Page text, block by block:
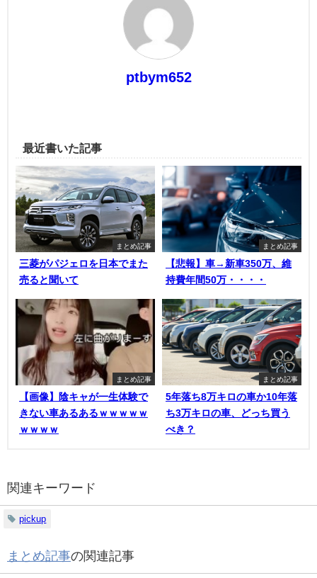
ptbym652
最近書いた記事
まとめ記事
三菱がパジェロを日本でまた
売ると聞いて
まとめ記事
【悲報】車→新車350万、維
持費年間50万・・・・
まとめ記事
【画像】陰キャが一生体験で
きない車あるあるｗｗｗｗｗ
ｗｗｗｗ
まとめ記事
5年落ち8万キロの車か10年落
ち3万キロの車、どっち買う
べき？
関連キーワード
pickup
まとめ記事の関連記事